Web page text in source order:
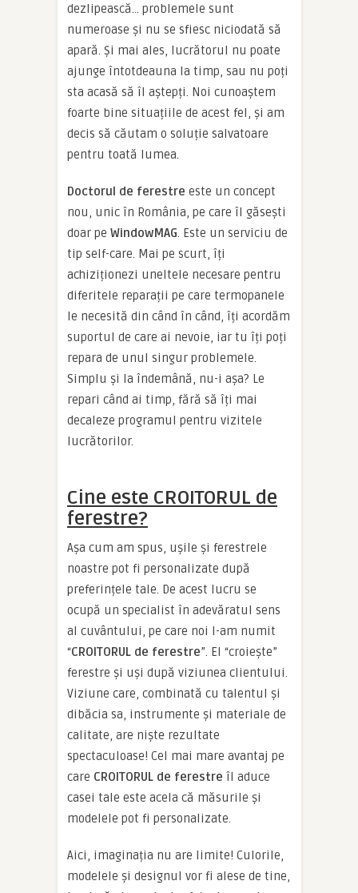
dezlipească… problemele sunt
numeroase și nu se sfiesc niciodată să
apară. Și mai ales, lucrătorul nu poate
ajunge întotdeauna la timp, sau nu poți
sta acasă să îl aștepți. Noi cunoaștem
foarte bine situațiile de acest fel, și am
decis să căutam o soluție salvatoare
pentru toată lumea.
Doctorul de ferestre este un concept
nou, unic în România, pe care îl găsești
doar pe WindowMAG. Este un serviciu de
tip self-care. Mai pe scurt, îți
achiziționezi uneltele necesare pentru
diferitele reparații pe care termopanele
le necesită din când în când, îți acordăm
suportul de care ai nevoie, iar tu îți poți
repara de unul singur problemele.
Simplu și la îndemână, nu-i așa? Le
repari când ai timp, fără să îți mai
decaleze programul pentru vizitele
lucrătorilor.
Cine este CROITORUL de
ferestre?
Așa cum am spus, ușile și ferestrele
noastre pot fi personalizate după
preferințele tale. De acest lucru se
ocupă un specialist în adevăratul sens
al cuvântului, pe care noi l-am numit
“CROITORUL de ferestre”. El “croiește”
ferestre și uși după viziunea clientului.
Viziune care, combinată cu talentul și
dibăcia sa, instrumente și materiale de
calitate, are niște rezultate
spectaculoase! Cel mai mare avantaj pe
care CROITORUL de ferestre îl aduce
casei tale este acela că măsurile și
modelele pot fi personalizate.
Aici, imaginația nu are limite! Culorile,
modelele și designul vor fi alese de tine,